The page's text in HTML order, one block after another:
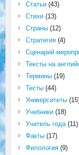
Статьи(43)
Стихи(13)
Страны(12)
Стратегия(4)
Сценарий
Тексты на
Термины(19)
Тесты(44)
Университеты
Учебники(18)
Учитель года(11)
Факты(17)
Филология(9)